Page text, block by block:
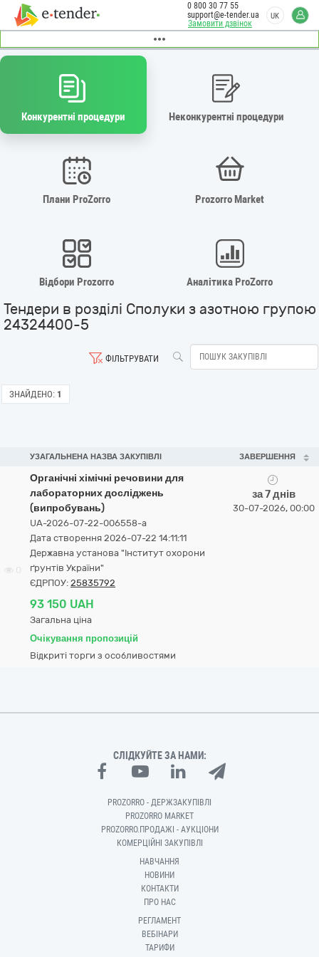
Замовити дзвінок
0 800 30 77 55
support@e-tender.ua
UK
Конкурентні процедури Неконкурентні процедури
Плани ProZorro Prozorro Market
Відбори Prozorro Аналітика ProZorro
Тендери в розділі Сполуки з азотною групою
24324400-5
ФІЛЬТРУВАТИ
ЗНАЙДЕНО: 1
УЗАГАЛЬНЕНА НАЗВА ЗАКУПІВЛІ ЗАВЕРШЕННЯ
Органічні хімічні речовини для
лабораторних досліджень
(випробувань)
UA-2026-07-22-006558-a
Дата створення 2026-07-22 14:11:11
Державна установа "Інститут охорони
ґрунтів України"
ЄДРПОУ: 25835792
93 150 UAH
Загальна ціна
Очікування пропозицій
Відкриті торги з особливостями
за 7 днів
30-07-2026, 00:00
СЛІДКУЙТЕ ЗА НАМИ:
PROZORRO - ДЕРЖЗАКУПІВЛІ
PROZORRO MARKET
PROZORRO.ПРОДАЖІ - АУКЦІОНИ
КОМЕРЦІЙНІ ЗАКУПІВЛІ
НАВЧАННЯ
НОВИНИ
КОНТАКТИ
ПРО НАС
РЕГЛАМЕНТ
ВЕБІНАРИ
ТАРИФИ